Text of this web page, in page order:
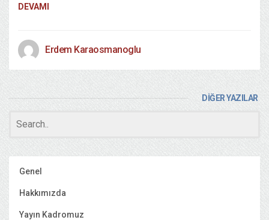
DEVAMI
Erdem Karaosmanoglu
DİĞER YAZILAR
Genel
Hakkımızda
Yayın Kadromuz